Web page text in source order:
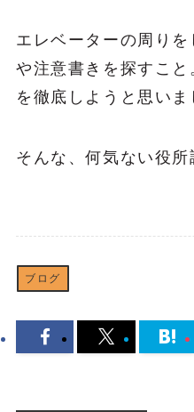
エレベーターの周り
や注意書きを探すこと
を徹底しようと思いま
そんな、何気ない役所
ブログ